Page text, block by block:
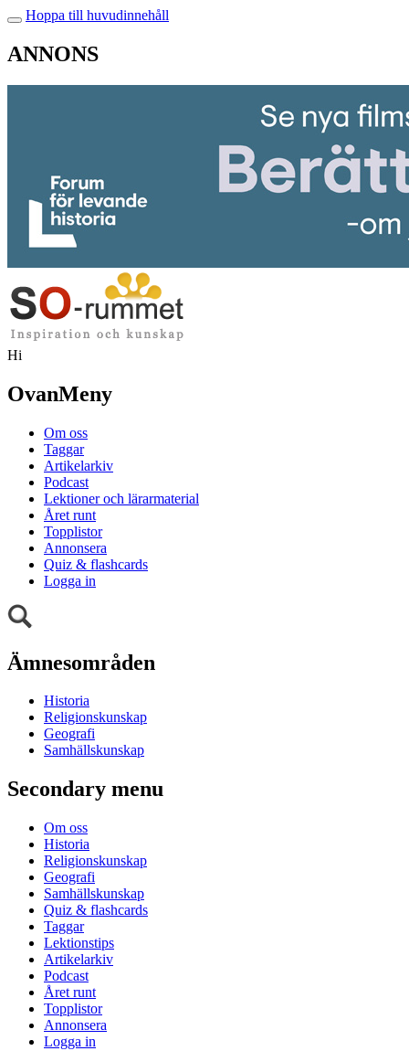
Hoppa till huvudinnehåll
ANNONS
Hi
OvanMeny
Om oss
Taggar
Artikelarkiv
Podcast
Lektioner och lärarmaterial
Året runt
Topplistor
Annonsera
Quiz & flashcards
Logga in
Ämnesområden
Historia
Religionskunskap
Geografi
Samhällskunskap
Secondary menu
Om oss
Historia
Religionskunskap
Geografi
Samhällskunskap
Quiz & flashcards
Taggar
Lektionstips
Artikelarkiv
Podcast
Året runt
Topplistor
Annonsera
Logga in